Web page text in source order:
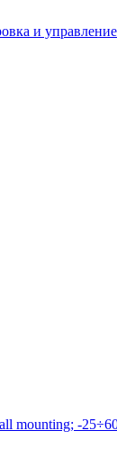
и управление
mounting; -